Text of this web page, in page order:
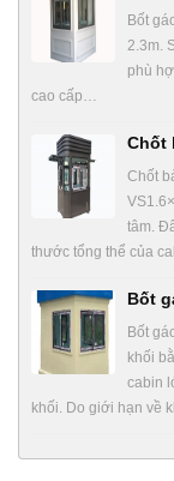
Bốt
2.3m.
phù
cao cấp…
Chốt
Chốt
tâm.
thước tổng thể của
Bốt
Bốt
khối
cabin
khối. Do giới hạn về